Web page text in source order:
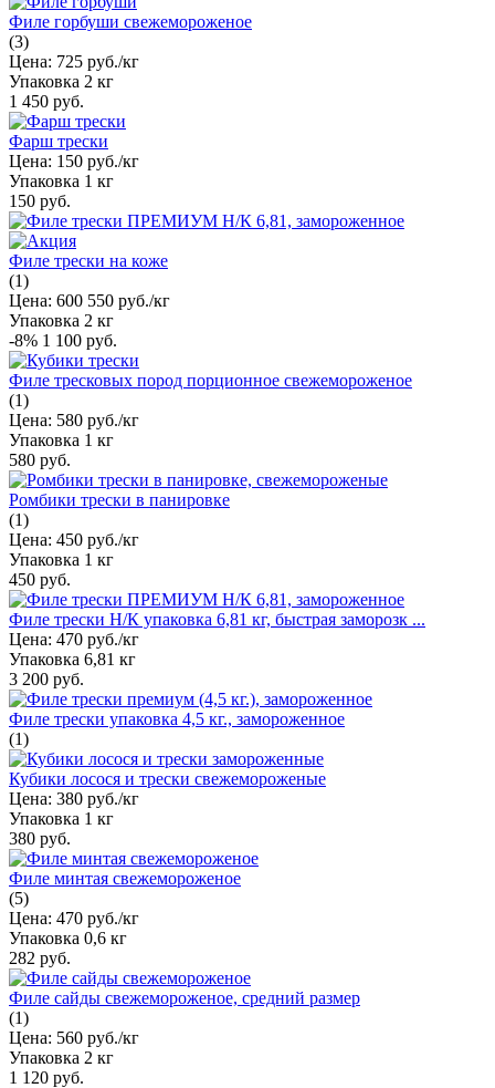
Филе горбуши свежемороженое
(3)
Цена: 725 руб./кг
Упаковка 2 кг
1 450 руб.
Фарш трески
Цена: 150 руб./кг
Упаковка 1 кг
150 руб.
Филе трески на коже
(1)
Цена: 600 550 руб./кг
Упаковка 2 кг
-8% 1 100 руб.
Филе тресковых пород порционное свежемороженое
(1)
Цена: 580 руб./кг
Упаковка 1 кг
580 руб.
Ромбики трески в панировке
(1)
Цена: 450 руб./кг
Упаковка 1 кг
450 руб.
Филе трески Н/К упаковка 6,81 кг, быстрая заморозк ...
Цена: 470 руб./кг
Упаковка 6,81 кг
3 200 руб.
Филе трески упаковка 4,5 кг., замороженное
(1)
Кубики лосося и трески свежемороженые
Цена: 380 руб./кг
Упаковка 1 кг
380 руб.
Филе минтая свежемороженое
(5)
Цена: 470 руб./кг
Упаковка 0,6 кг
282 руб.
Филе сайды свежемороженое, средний размер
(1)
Цена: 560 руб./кг
Упаковка 2 кг
1 120 руб.